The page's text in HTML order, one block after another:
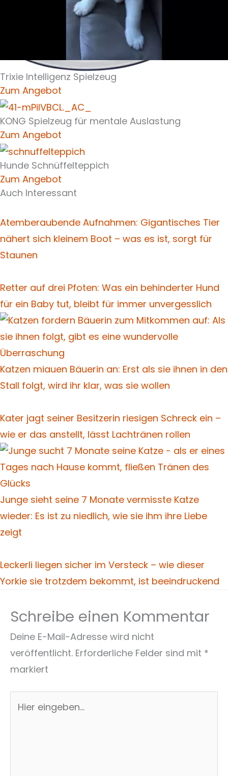
Trixie Intelligenz Spielzeug
Zum Angebot
KONG Spielzeug für mentale Auslastung
Zum Angebot
Hunde Schnüffelteppich
Zum Angebot
Auch Interessant
Atemberaubende Aufnahmen: Gigantisches Tier
nähert sich kleinem Boot – was es ist, sorgt für
Staunen
Retter auf drei Pfoten: Was ein behinderter Hund
für ein Baby tut, bleibt für immer unvergesslich
Katzen miauen Bäuerin an: Erst als sie ihnen in den
Stall folgt, wird ihr klar, was sie wollen
Kater jagt seiner Besitzerin riesigen Schreck ein –
wie er das anstellt, lässt Lachtränen rollen
Junge sieht seine 7 Monate vermisste Katze
wieder: Es ist zu niedlich, wie sie ihm ihre Liebe
zeigt
Leckerli liegen sicher im Versteck – wie dieser
Yorkie sie trotzdem bekommt, ist beeindruckend
Schreibe einen Kommentar
Deine E-Mail-Adresse wird nicht
veröffentlicht. Erforderliche Felder sind mit *
markiert
eingeben…